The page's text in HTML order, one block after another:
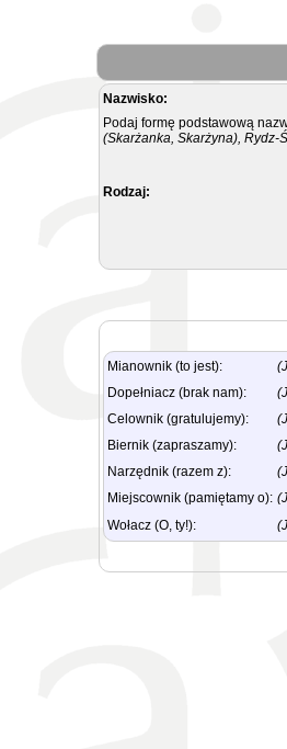
Nazwisko:
Podaj formę podstawową
(Skarżanka, Skarżyna), Rydz-
Rodzaj:
Mianownik (to jest):
Dopełniacz (brak nam):
Celownik (gratulujemy):
Biernik (zapraszamy):
Narzędnik (razem z):
Miejscownik (pamiętamy o):
Wołacz (O, ty!):